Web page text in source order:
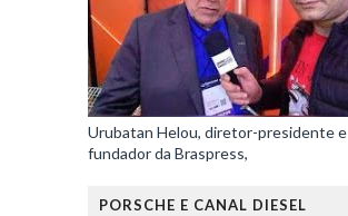
Urubatan Helou, diretor-presidente e
fundador da Braspress,
PORSCHE E CANAL DIESEL